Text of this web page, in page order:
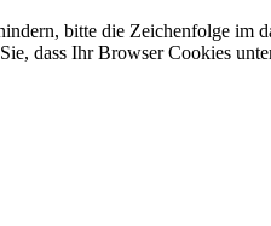
bitte die Zeichenfolge
dass Ihr Browser Cookies